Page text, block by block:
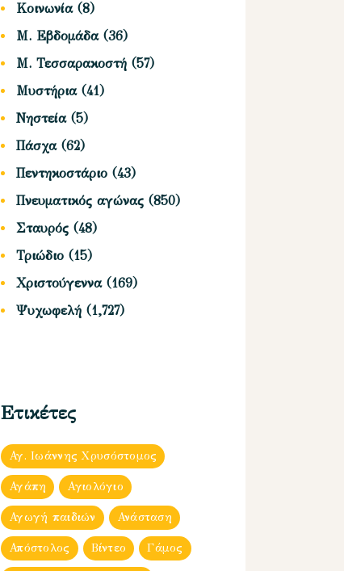
Κοινωνία(8)
Μ. Εβδομάδα(36)
Μ. Τεσσαρακοστή (57)
Μυστήρια(41)
Νηστεία(5)
Πάσχα(62)
Πεντηκοστάριο (43)
Πνευματικός αγώνας (850)
Σταυρός (48)
Τριώδιο (15)
Χριστούγεννα(169)
Ψυχωφελή (1,727)
Ετικέτες
Αγ. Ιωάννης Χρυσόστομος
Αγάπη Αγιολόγιο
Αγωγή παιδιών Ανάσταση
Απόστολος Βίντεο Γάμος